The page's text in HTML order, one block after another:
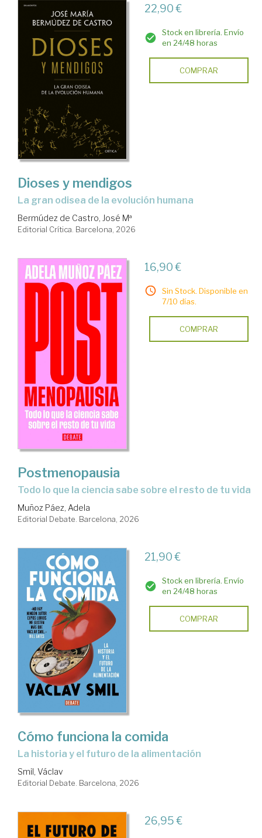
22,90 €
Stock en librería. Envío
en 24/48 horas
COMPRAR
Dioses y mendigos
la gran odisea de la evolución humana
Bermúdez de Castro, José Mª
Editorial Crítica. Barcelona, 2026
16,90 €
Sin Stock. Disponible en
7/10 días.
COMPRAR
Postmenopausia
Todo lo que la ciencia sabe sobre el resto de tu vida
Muñoz Páez, Adela
Editorial Debate. Barcelona, 2026
21,90 €
Stock en librería. Envío
en 24/48 horas
COMPRAR
Cómo funciona la comida
La historia y el futuro de la alimentación
Smil, Václav
Editorial Debate. Barcelona, 2026
26,95 €